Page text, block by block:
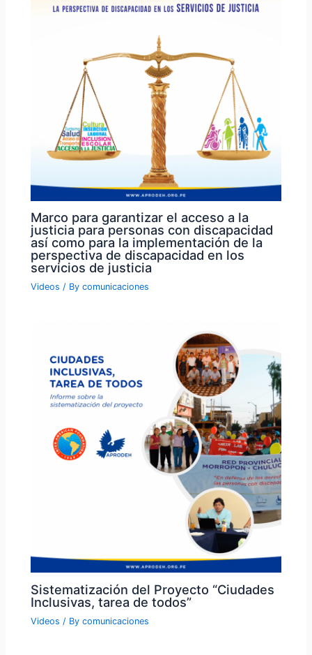
Marco para garantizar el acceso a la
justicia para personas con discapacidad
así como para la implementación de la
perspectiva de discapacidad en los
servicios de justicia
Videos / Bycomunicaciones
Sistematización del Proyecto “Ciudades
Inclusivas, tarea de todos”
Videos / Bycomunicaciones